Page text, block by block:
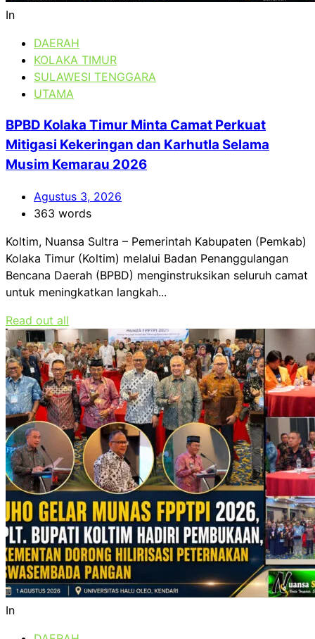
In
DAERAH
KOLAKA TIMUR
SULAWESI TENGGARA
UTAMA
BPBD Kolaka Timur Minta Camat Perkuat
Mitigasi Kekeringan dan Karhutla Selama
Musim Kemarau 2026
Agustus 3, 2026
363 words
Koltim, Nuansa Sultra – Pemerintah Kabupaten (Pemkab)
Kolaka Timur (Koltim) melalui Badan Penanggulangan
Bencana Daerah (BPBD) menginstruksikan seluruh camat
untuk meningkatkan langkah...
Read out all
In